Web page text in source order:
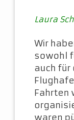
Laura
Wir
sowohl
auch für
Fahrten
waren